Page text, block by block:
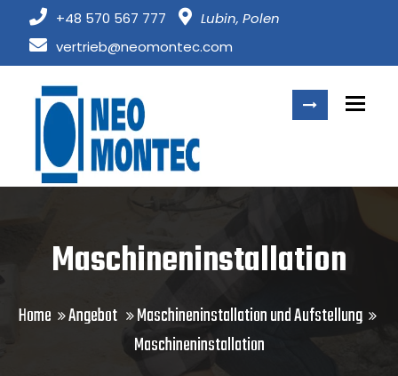
+48 570 567 777
Lubin, Polen
vertrieb@neomontec.com
Maschineninstallation
Home Angebot
Maschineninstallation und Aufstellung
Maschineninstallation